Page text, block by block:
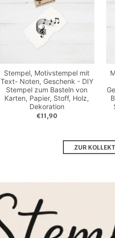
Stempel, Motivstempel mit
Text- Noten, Geschenk - DIY
Stempel zum Basteln von
Karten, Papier, Stoff, Holz,
Dekoration
€11,90
ZUR